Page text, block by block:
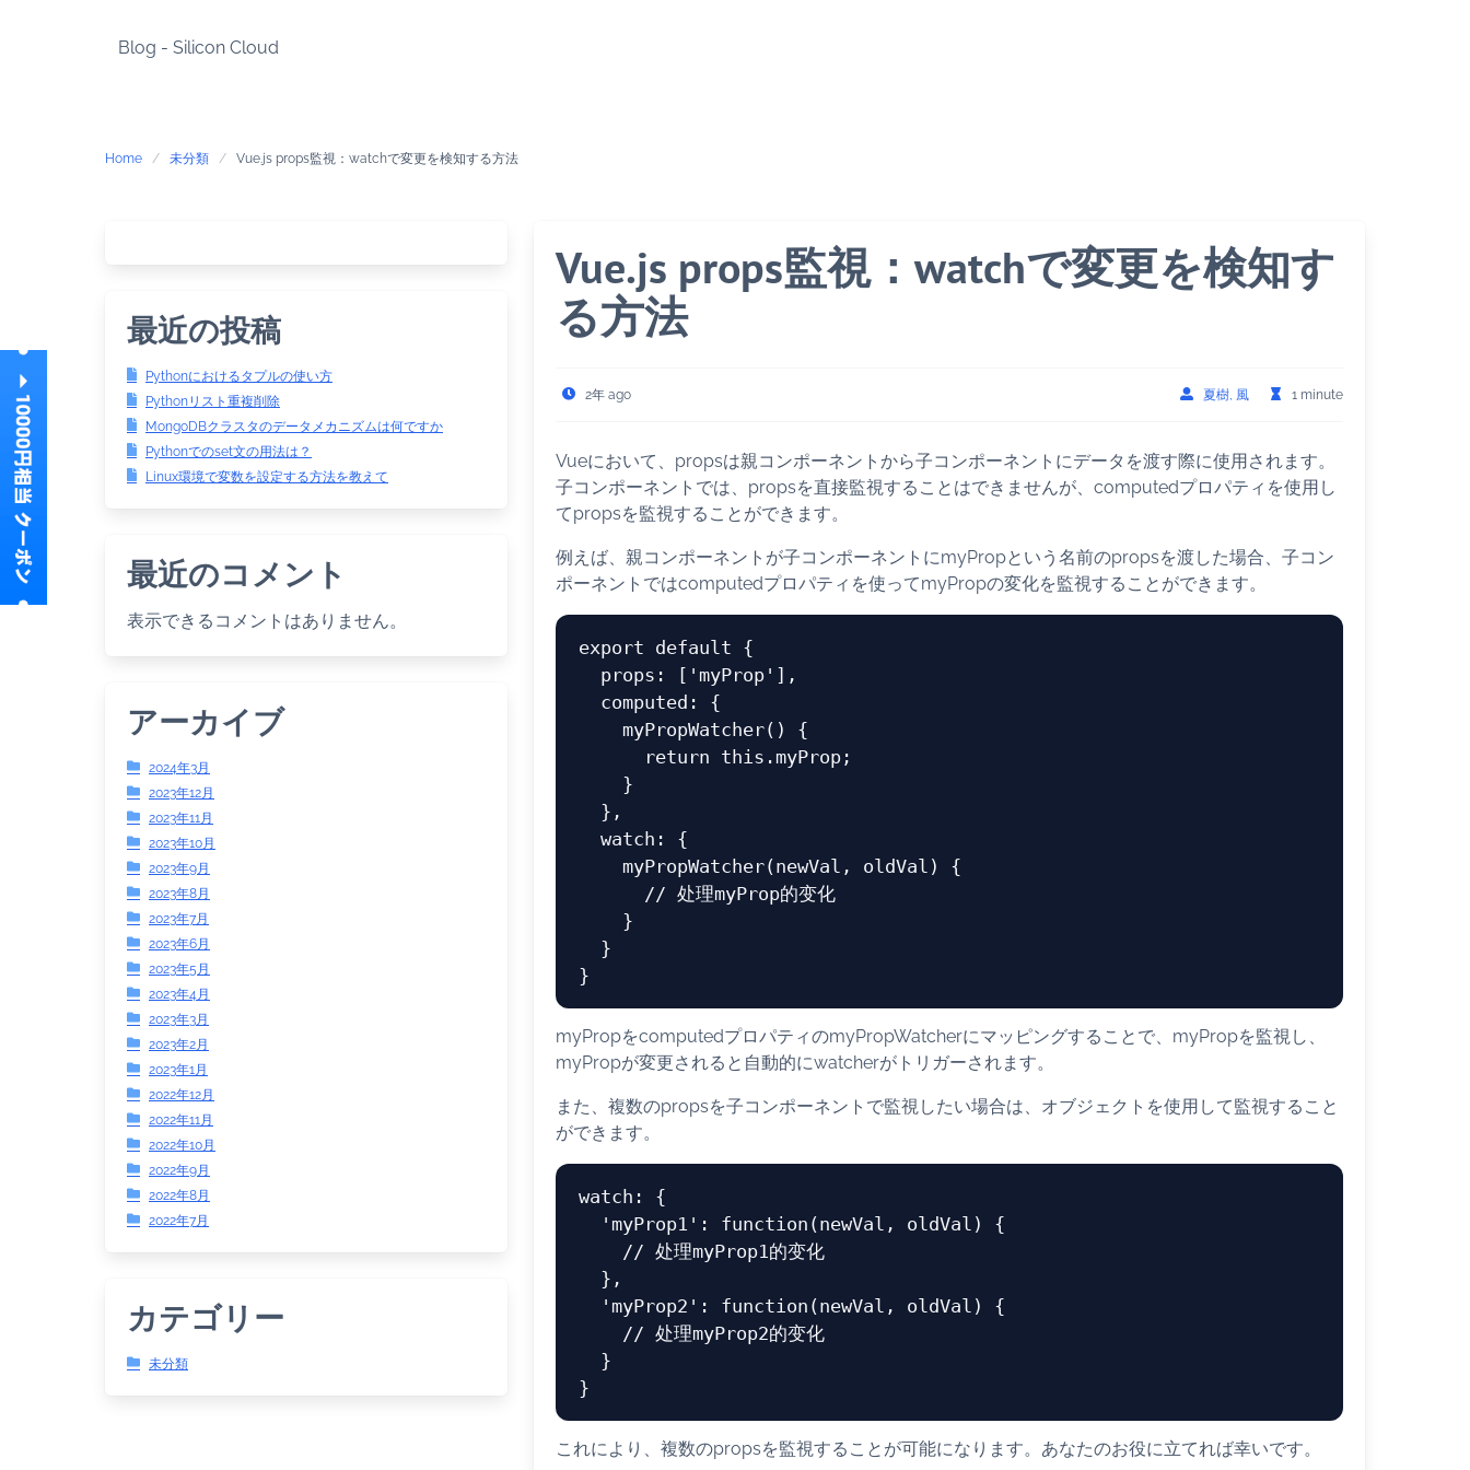
Blog - Silicon Cloud
Home 未分類 Vue.js props監視：watchで変更を検知する方法
最近の投稿
Pythonにおけるタプルの使い方
Pythonリスト重複削除
MongoDBクラスタのデータメカニズムは何ですか
Pythonでのset文の用法は？
Linux環境で変数を設定する方法を教えて
最近のコメント
表示できるコメントはありません。
アーカイブ
2024年3月
2023年12月
2023年11月
2023年10月
2023年9月
2023年8月
2023年7月
2023年6月
2023年5月
2023年4月
2023年3月
2023年2月
2023年1月
2022年12月
2022年11月
2022年10月
2022年9月
2022年8月
2022年7月
カテゴリー
未分類
Vue.js props監視：watchで変更を検知す
る方法
2年 ago 夏樹, 風 1 minute
Vueにおいて、propsは親コンポーネントから子コンポーネントにデータを渡す際に使用されます。
子コンポーネントでは、propsを直接監視することはできませんが、computedプロパティを使用し
てpropsを監視することができます。
例えば、親コンポーネントが子コンポーネントにmyPropという名前のpropsを渡した場合、子コン
ポーネントではcomputedプロパティを使ってmyPropの変化を監視することができます。
export default {
props : [ 'myProp' ],
computed : {
myPropWatcher() {
return this . myProp ;
watch : {
myPropWatcher(newVal, oldVal ) {
// 处理myProp的变化
myPropをcomputedプロパティのmyPropWatcherにマッピングすることで、myPropを監視し、
myPropが変更されると自動的にwatcherがトリガーされます。
また、複数のpropsを子コンポーネントで監視したい場合は、オブジェクトを使用して監視すること
ができます。
watch : {
'myProp1' : function (newVal, oldVal ) {
// 处理myProp1的变化
'myProp2' : function (newVal, oldVal ) {
// 处理myProp2的变化
これにより、複数のpropsを監視することが可能になります。あなたのお役に立てれば幸いです。